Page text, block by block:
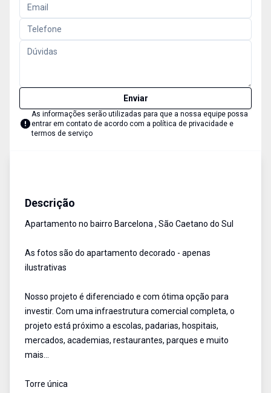
Enviar
As informações serão utilizadas para que a nossa equipe possa
entrar em contato de acordo com a política de privacidade e
termos de serviço
Descrição
Apartamento no bairro Barcelona , São Caetano do Sul
As fotos são do apartamento decorado - apenas
ilustrativas
Nosso projeto é diferenciado e com ótima opção para
investir. Com uma infraestrutura comercial completa, o
projeto está próximo a escolas, padarias, hospitais,
mercados, academias, restaurantes, parques e muito
mais...
Torre única